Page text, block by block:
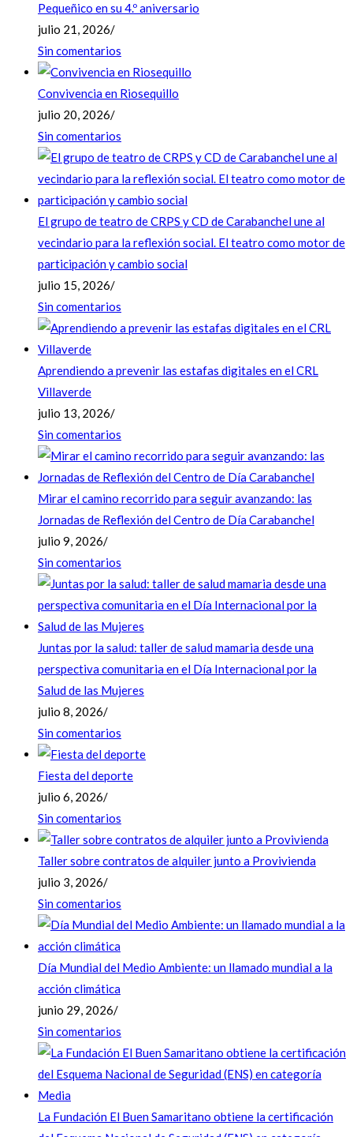
Pequeñico en su 4.º aniversario
julio 21, 2026/
Sin comentarios
Convivencia en Riosequillo
julio 20, 2026/
Sin comentarios
El grupo de teatro de CRPS y CD de Carabanchel une al
vecindario para la reflexión social. El teatro como motor de
participación y cambio social
julio 15, 2026/
Sin comentarios
Aprendiendo a prevenir las estafas digitales en el CRL
Villaverde
julio 13, 2026/
Sin comentarios
Mirar el camino recorrido para seguir avanzando: las
Jornadas de Reflexión del Centro de Día Carabanchel
julio 9, 2026/
Sin comentarios
Juntas por la salud: taller de salud mamaria desde una
perspectiva comunitaria en el Día Internacional por la
Salud de las Mujeres
julio 8, 2026/
Sin comentarios
Fiesta del deporte
julio 6, 2026/
Sin comentarios
Taller sobre contratos de alquiler junto a Provivienda
julio 3, 2026/
Sin comentarios
Día Mundial del Medio Ambiente: un llamado mundial a la
acción climática
junio 29, 2026/
Sin comentarios
La Fundación El Buen Samaritano obtiene la certificación